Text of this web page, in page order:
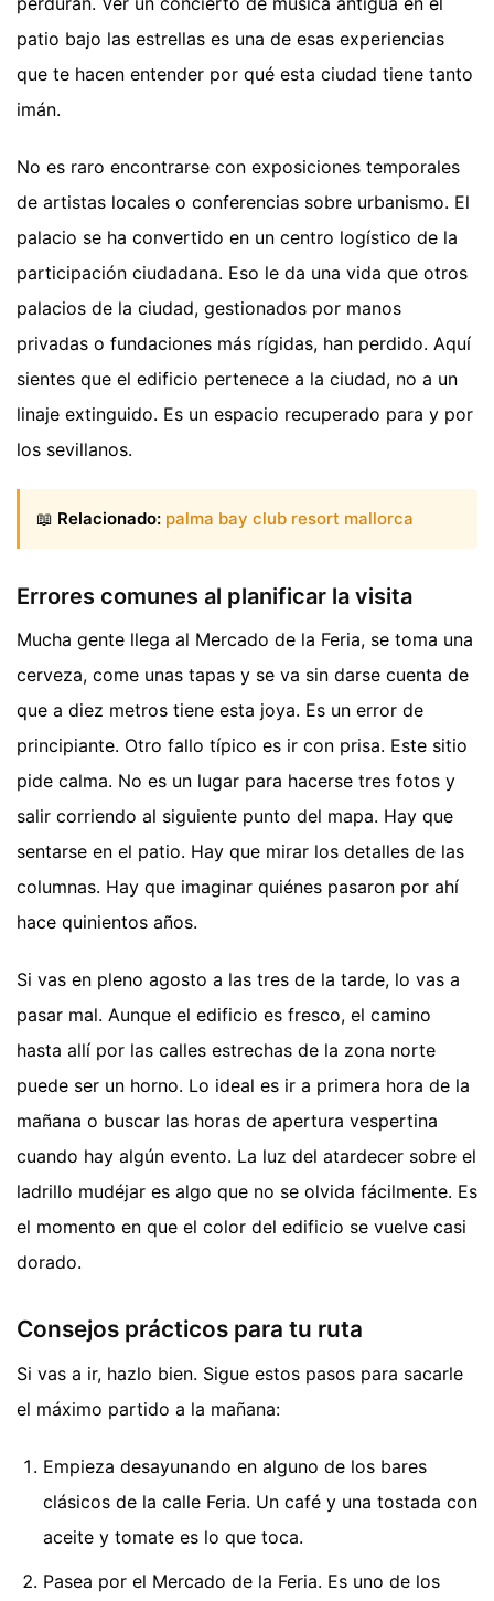
patio bajo las estrellas es una de esas experiencias
que te hacen entender por qué esta ciudad tiene tanto
imán.
No es raro encontrarse con exposiciones temporales
de artistas locales o conferencias sobre urbanismo. El
palacio se ha convertido en un centro logístico de la
participación ciudadana. Eso le da una vida que otros
palacios de la ciudad, gestionados por manos
privadas o fundaciones más rígidas, han perdido. Aquí
sientes que el edificio pertenece a la ciudad, no a un
linaje extinguido. Es un espacio recuperado para y por
los sevillanos.
📖 Relacionado: palma bay club resort mallorca
Errores comunes al planificar la visita
Mucha gente llega al Mercado de la Feria, se toma una
cerveza, come unas tapas y se va sin darse cuenta de
que a diez metros tiene esta joya. Es un error de
principiante. Otro fallo típico es ir con prisa. Este sitio
pide calma. No es un lugar para hacerse tres fotos y
salir corriendo al siguiente punto del mapa. Hay que
sentarse en el patio. Hay que mirar los detalles de las
columnas. Hay que imaginar quiénes pasaron por ahí
hace quinientos años.
Si vas en pleno agosto a las tres de la tarde, lo vas a
pasar mal. Aunque el edificio es fresco, el camino
hasta allí por las calles estrechas de la zona norte
puede ser un horno. Lo ideal es ir a primera hora de la
mañana o buscar las horas de apertura vespertina
cuando hay algún evento. La luz del atardecer sobre el
ladrillo mudéjar es algo que no se olvida fácilmente. Es
el momento en que el color del edificio se vuelve casi
dorado.
Consejos prácticos para tu ruta
Si vas a ir, hazlo bien. Sigue estos pasos para sacarle
el máximo partido a la mañana:
Empieza desayunando en alguno de los bares
clásicos de la calle Feria. Un café y una tostada con
aceite y tomate es lo que toca.
Pasea por el Mercado de la Feria. Es uno de los